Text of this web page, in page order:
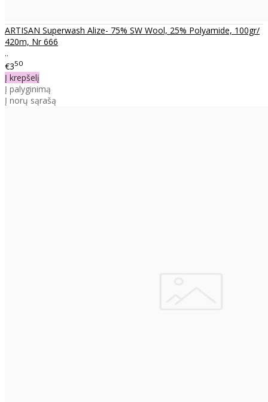
ARTISAN Superwash Alize- 75% SW Wool, 25% Polyamide, 100gr/
420m, Nr 666
..
€350
Į krepšelį
Į palyginimą
Į norų sąrašą